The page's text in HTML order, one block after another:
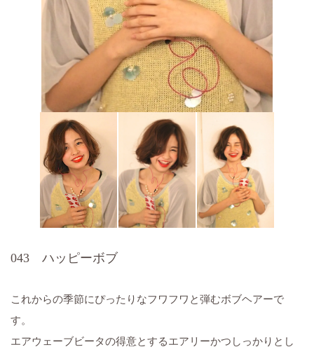
043 ハッピーボブ
これからの季節にぴったりなフワフワと弾むボブヘアーで
す。
エアウェーブビータの得意とするエアリーかつしっかりとし